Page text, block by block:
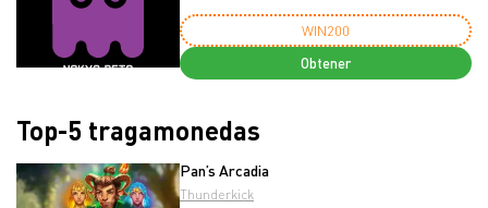
WIN200
Obtener
Top-5 tragamonedas
Pan’s Arcadia
Thunderkick